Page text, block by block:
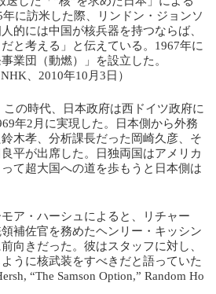
に訪米した際、リンドン・ジョンソ
的には中国が核兵器を持つならば、
と考える」と伝えている。1967年に
業団（動燃）」を設立した。
、2010年10月3日）
の時代、日本政府は西ドイツ政府に
年2月に実現した。日本側から外務
木孝、分析課長だった岡崎久彦、そ
平が出席した。日独両国はアメリカ
て超大国への道を歩もうと日本側は
ア・ハーシュによると、リチャー
補佐官を務めたヘンリー・キッシン
向きだった。彼はスタッフに対し、
うに核武装をすべきだと語っていた
“The Samson Option,” Random Ho